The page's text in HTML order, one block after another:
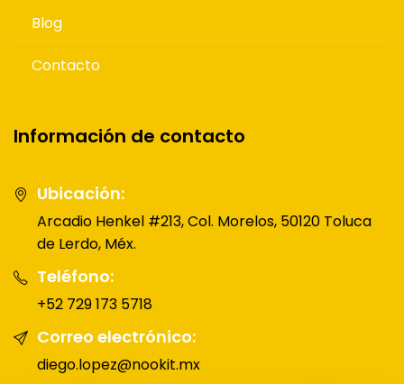
Blog
Contacto
Información de contacto
Ubicación:
Arcadio Henkel #213, Col. Morelos, 50120 Toluca
de Lerdo, Méx.
Teléfono:
+52 729 173 5718
Correo electrónico:
diego.lopez@nookit.mx